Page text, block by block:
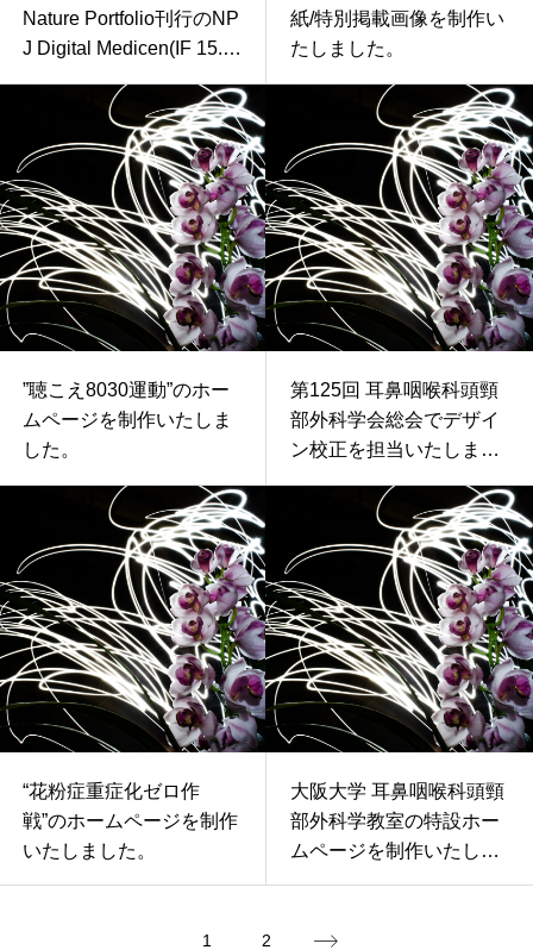
Nature Portfolio刊行のNP
J Digital Medicen(IF 15.1)
紙/特別掲載画像を制作い
たしました。
”聴こえ8030運動”のホー
ムページを制作いたしま
した。
第125回 耳鼻咽喉科頭頸
部外科学会総会でデザイ
ン校正を担当いたしまし
“花粉症重症化ゼロ作
戦”のホームページを制作
いたしました。
大阪大学 耳鼻咽喉科頭頸
部外科学教室の特設ホー
ムページを制作いたしま
した。
1 2